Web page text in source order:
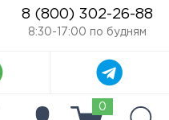
8 (800) 302-26-88
8:30-17:00 по будням
0